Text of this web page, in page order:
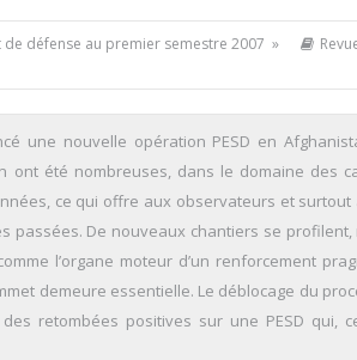
défense au premier semestre 2007 »
une nouvelle opération PESD en
ont été nombreuses, dans le domaine des
ce qui offre aux observateurs et
passées. De nouveaux chantiers se
l’organe moteur d’un renforcement
demeure essentielle. Le déblocage du
retombées positives sur une PESD qui,